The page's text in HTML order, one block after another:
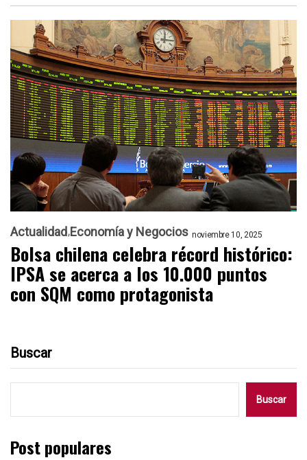
Actualidad Economía y Negocios noviembre 10, 2025
Bolsa chilena celebra récord histórico:
IPSA se acerca a los 10.000 puntos
con SQM como protagonista
Buscar
Buscar
Post populares